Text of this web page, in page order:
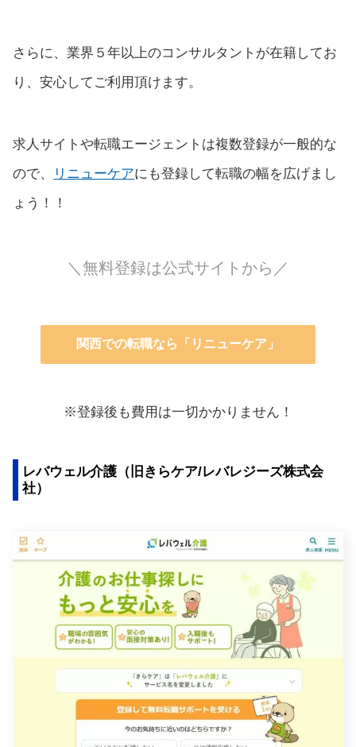
さらに、業界５年以上のコンサルタントが在籍してお
り、安心してご利用頂けます。
求人サイトや転職エージェントは複数登録が一般的な
ので、
リニューケアにも登録して転職の幅を広げまし
ょう！！
＼無料登録は公式サイトから／
関西での転職なら「リニューケア」
※登録後も費用は一切かかりません！
レバウェル介護（旧きらケア/レバレジーズ株式会
社）